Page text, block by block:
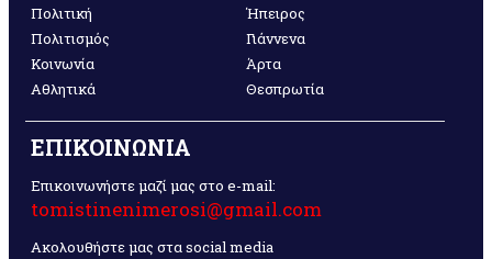
Πολιτική
Πολιτισμός
Κοινωνία
Αθλητικά
Ήπειρος
Γιάννενα
Άρτα
Θεσπρωτία
ΕΠΙΚΟΙΝΩΝΙΑ
Επικοινωνήστε μαζί μας στο e-mail:
tomistinenimerosi@gmail.com
Ακολουθήστε μας στα social media